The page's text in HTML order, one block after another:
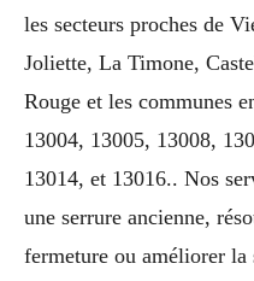
les secteurs proches de
Joliette, La Timone,
Rouge et les communes
13004, 13005, 13008,
13014, et 13016.. Nos
une serrure ancienne,
fermeture ou améliorer la